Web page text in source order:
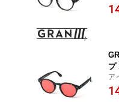
ッ
プ
ア
ッ